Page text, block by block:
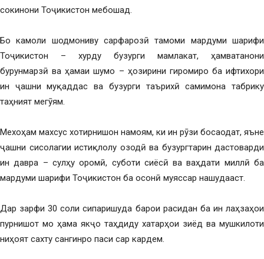
сокинони Тоҷикистон мебошад.
Бо камоли шодмониву сарфарозӣ тамоми мардуми шарифи
Тоҷикистон – хурду бузурги мамлакат, ҳамватанони
бурунмарзӣ ва ҳамаи шумо – ҳозирини гиромиро ба ифтихори
ин ҷашни муқаддас ва бузурги таърихӣ самимона табрику
таҳният мегӯям.
Мехоҳам махсус хотирнишон намоям, ки ин рӯзи босаодат, яъне
ҷашни сисолагии истиқлолу озодӣ ва бузургтарин дастоварди
ин давра – сулҳу оромӣ, суботи сиёсӣ ва ваҳдати миллӣ ба
мардуми шарифи Тоҷикистон ба осонӣ муяссар нашудааст.
Дар зарфи 30 соли сипаришуда барои расидан ба ин лаҳзаҳои
пурнишот мо ҳама якҷо таҳдиду хатарҳои зиёд ва мушкилоти
ниҳоят сахту сангинро паси сар кардем.